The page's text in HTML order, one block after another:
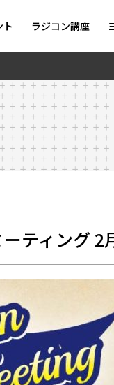
ト ラジコン講座
ティング 2